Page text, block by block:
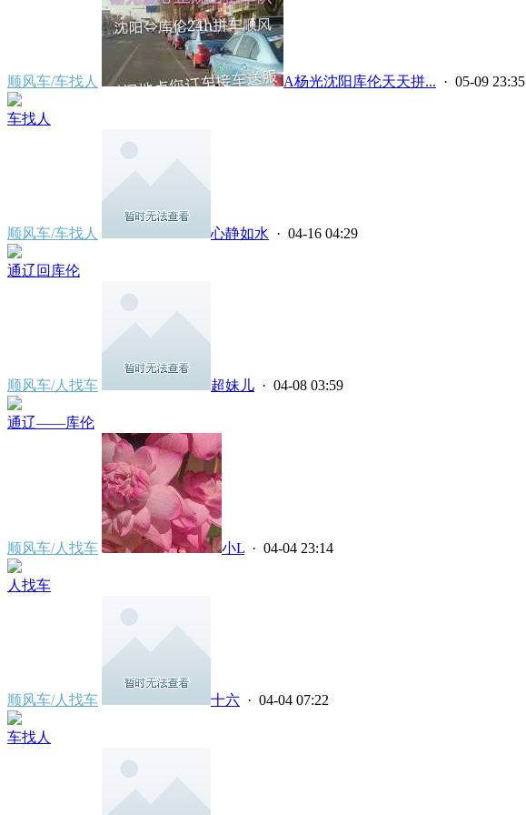
顺风车/车找人 A杨光沈阳库伦天天拼... · 05-09 23:35
车找人
顺风车/车找人 心静如水 · 04-16 04:29
通辽回库伦
顺风车/人找车 超妹儿 · 04-08 03:59
通辽——库伦
顺风车/人找车 小L · 04-04 23:14
人找车
顺风车/人找车 十六 · 04-04 07:22
车找人